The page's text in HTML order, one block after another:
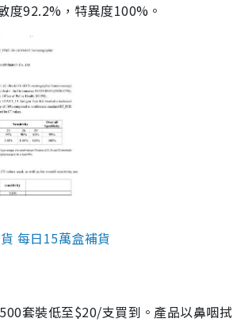
92.2%，特異度100%。
每日15萬盒補貨
套裝低至$20/支買到。產品以鼻咽